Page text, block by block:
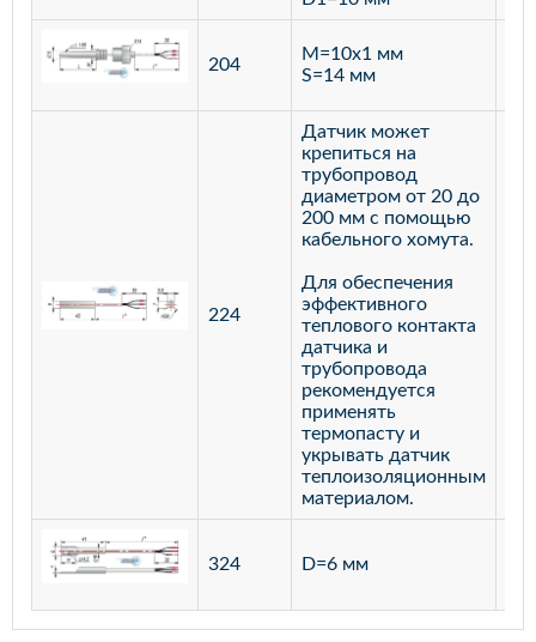
204
M=10х1 мм
S=14 мм
224
Датчик может
крепиться на
трубопровод
диаметром от 20 до
200 мм с помощью
кабельного хомута.
Для обеспечения
эффективного
теплового контакта
датчика и
трубопровода
рекомендуется
применять
термопасту и
укрывать датчик
теплоизоляционным
материалом.
324 D=6 мм